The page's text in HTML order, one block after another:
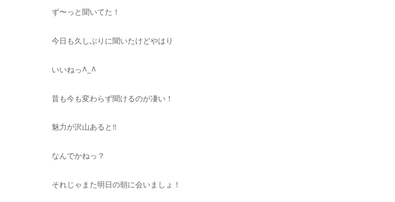
ず〜っと聞いてた！
今日も久しぶりに聞いたけどやはり
いいねっ^_^
昔も今も変わらず聞けるのが凄い！
魅力が沢山あると ‼︎
なんでかねっ？
それじゃまた明日の朝に会いましょ！